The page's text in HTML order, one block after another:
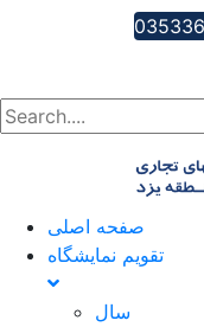
صفحه اصلی
تقویم نمایشگاه
سال